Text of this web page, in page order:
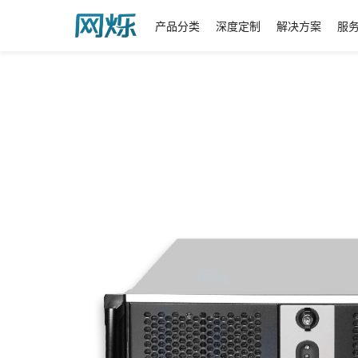
产品分类 深度定制 解决方案 服